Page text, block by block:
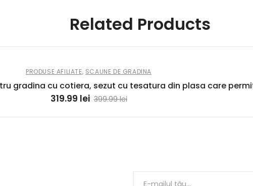
Related Products
PRODUSE AFILIATE, SCAUNE DE GRADINA
gradina cu cotiera, sezut cu tesatura din plasa care
399.99lei
319.99 lei